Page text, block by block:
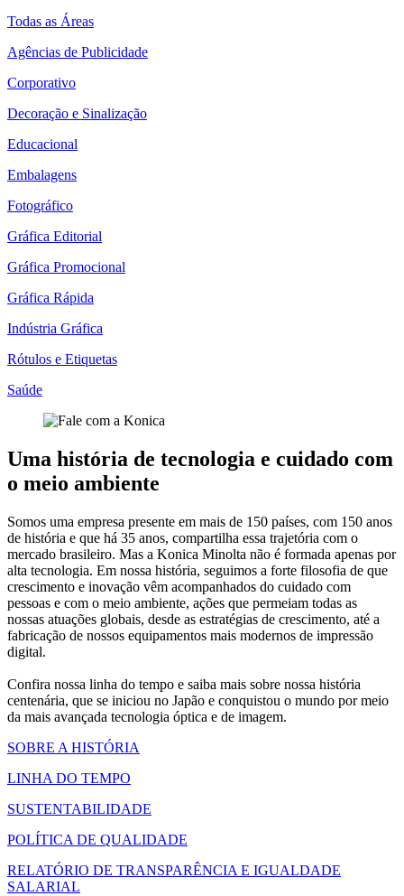
Todas as Áreas
Agências de Publicidade
Corporativo
Decoração e Sinalização
Educacional
Embalagens
Fotográfico
Gráfica Editorial
Gráfica Promocional
Gráfica Rápida
Indústria Gráfica
Rótulos e Etiquetas
Saúde
Uma história de tecnologia e cuidado com
o meio ambiente
Somos uma empresa presente em mais de 150 países, com 150 anos
de história e que há 35 anos, compartilha essa trajetória com o
mercado brasileiro. Mas a Konica Minolta não é formada apenas por
alta tecnologia. Em nossa história, seguimos a forte filosofia de que
crescimento e inovação vêm acompanhados do cuidado com
pessoas e com o meio ambiente, ações que permeiam todas as
nossas atuações globais, desde as estratégias de crescimento, até a
fabricação de nossos equipamentos mais modernos de impressão
digital.
Confira nossa linha do tempo e saiba mais sobre nossa história
centenária, que se iniciou no Japão e conquistou o mundo por meio
da mais avançada tecnologia óptica e de imagem.
SOBRE A HISTÓRIA
LINHA DO TEMPO
SUSTENTABILIDADE
POLÍTICA DE QUALIDADE
RELATÓRIO DE TRANSPARÊNCIA E IGUALDADE
SALARIAL